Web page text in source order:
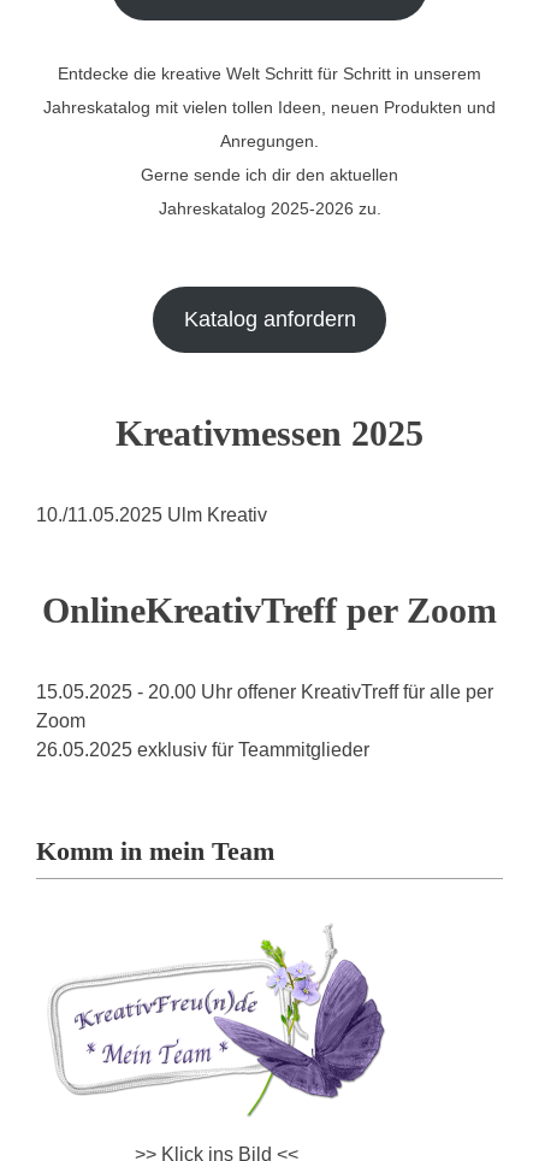
Entdecke die kreative Welt Schritt für Schritt in unserem
Jahreskatalog mit vielen tollen Ideen, neuen Produkten und
Anregungen.
Gerne sende ich dir den aktuellen
Jahreskatalog 2025-2026 zu.
Katalog anfordern
Kreativmessen 2025
10./11.05.2025 Ulm Kreativ
OnlineKreativTreff per Zoom
15.05.2025 - 20.00 Uhr offener KreativTreff für alle per
Zoom
26.05.2025 exklusiv für Teammitglieder
Komm in mein Team
>> Klick ins Bild <<